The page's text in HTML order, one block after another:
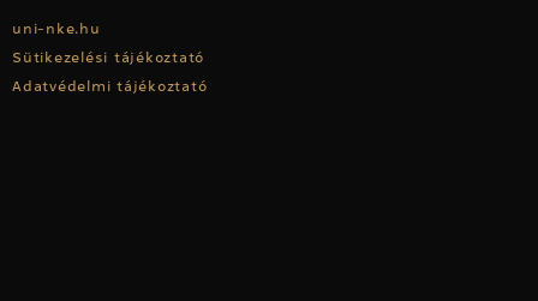
uni-nke.hu
Sütikezelési tájékoztató
Adatvédelmi tájékoztató